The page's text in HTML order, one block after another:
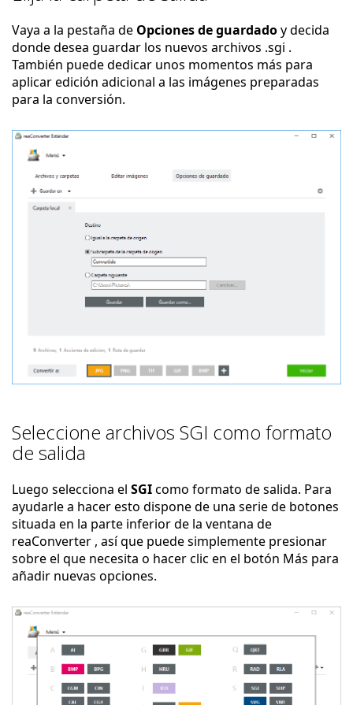
Vaya a la pestaña de Opciones de guardadoy decida
donde desea guardar los nuevos archivos .sgi .
También puede dedicar unos momentos más para
aplicar edición adicional a las imágenes preparadas
para la conversión.
Seleccione archivos SGI como formato
de salida
Luego selecciona el SGIcomo formato de salida. Para
ayudarle a hacer esto dispone de una serie de botones
situada en la parte inferior de la ventana de
reaConverter , así que puede simplemente presionar
sobre el que necesita o hacer clic en el botón Más para
añadir nuevas opciones.